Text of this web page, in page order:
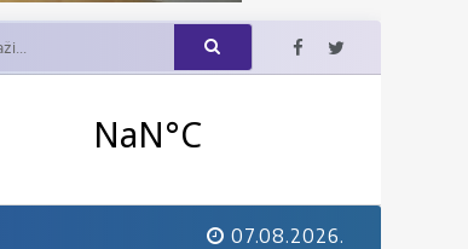
07.08.2026.